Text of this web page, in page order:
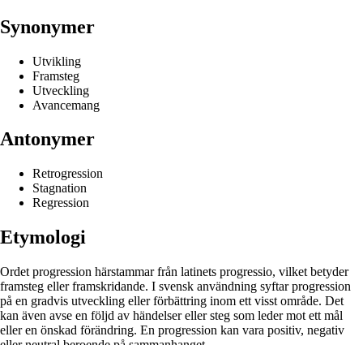
Synonymer
Utvikling
Framsteg
Utveckling
Avancemang
Antonymer
Retrogression
Stagnation
Regression
Etymologi
Ordet progression härstammar från latinets progressio, vilket betyder
framsteg eller framskridande. I svensk användning syftar progression
på en gradvis utveckling eller förbättring inom ett visst område. Det
kan även avse en följd av händelser eller steg som leder mot ett mål
eller en önskad förändring. En progression kan vara positiv, negativ